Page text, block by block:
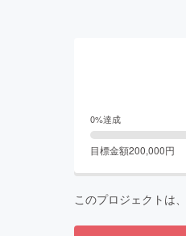
0%達成
目標金額200,000円
このプロジェクトは、